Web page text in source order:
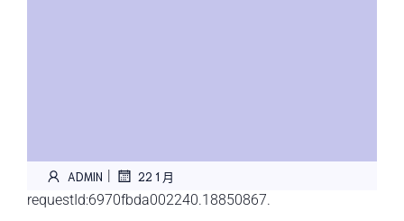
ADMIN | 22 1 月
requestId:6970fbda002240.18850867.